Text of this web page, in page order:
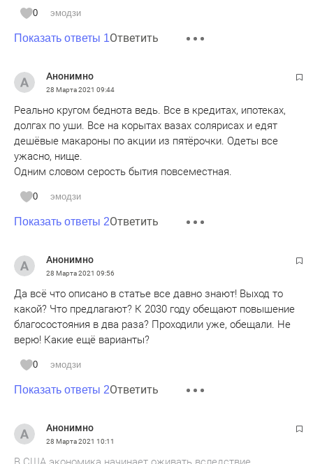
0 эмодзи
Показать ответы 1Ответить
Анонимно
28 Марта 2021 09:44
Реально кругом беднота ведь. Все в кредитах, ипотеках,
долгах по уши. Все на корытах вазах солярисах и едят
дешёвые макароны по акции из пятёрочки. Одеты все
ужасно, нище.
Одним словом серость бытия повсеместная.
0 эмодзи
Показать ответы 2Ответить
Анонимно
28 Марта 2021 09:56
Да всё что описано в статье все давно знают! Выход то
какой? Что предлагают? К 2030 году обещают повышение
благосостояния в два раза? Проходили уже, обещали. Не
верю! Какие ещё варианты?
0 эмодзи
Показать ответы 2Ответить
Анонимно
28 Марта 2021 10:11